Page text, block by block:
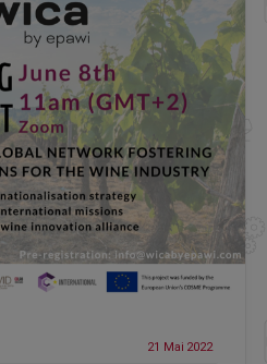
21 Mai 2022